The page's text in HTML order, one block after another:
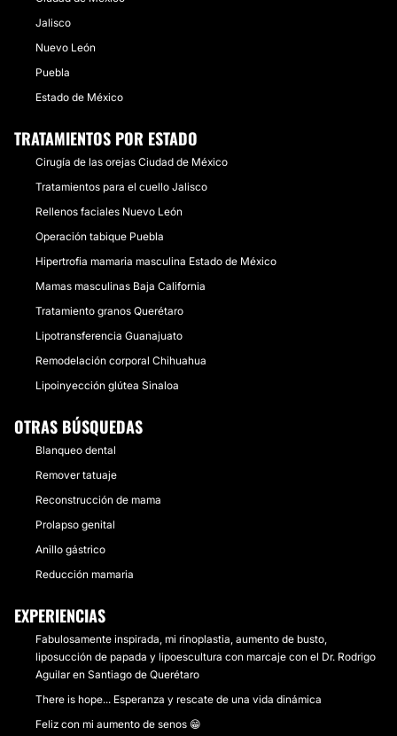
Jalisco
Nuevo León
Puebla
Estado de México
TRATAMIENTOS POR ESTADO
Cirugía de las orejas Ciudad de México
Tratamientos para el cuello Jalisco
Rellenos faciales Nuevo León
Operación tabique Puebla
Hipertrofia mamaria masculina Estado de México
Mamas masculinas Baja California
Tratamiento granos Querétaro
Lipotransferencia Guanajuato
Remodelación corporal Chihuahua
Lipoinyección glútea Sinaloa
OTRAS BÚSQUEDAS
Blanqueo dental
Remover tatuaje
Reconstrucción de mama
Prolapso genital
Anillo gástrico
Reducción mamaria
EXPERIENCIAS
Fabulosamente inspirada, mi rinoplastia, aumento de busto,
liposucción de papada y lipoescultura con marcaje con el Dr. Rodrigo
Aguilar en Santiago de Querétaro
There is hope... Esperanza y rescate de una vida dinámica
Feliz con mi aumento de senos 😁